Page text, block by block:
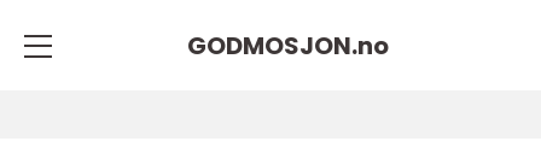
GODMOSJON.no